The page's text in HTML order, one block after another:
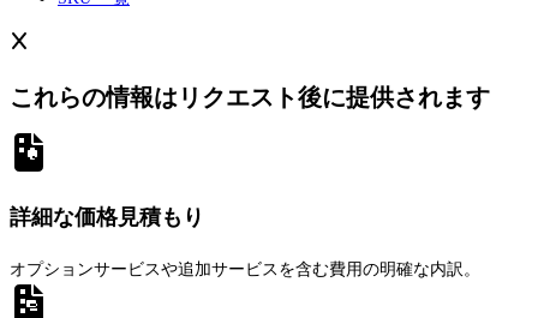
これらの情報はリクエスト後に提供されます
詳細な価格見積もり
オプションサービスや追加サービスを含む費用の明確な内訳。